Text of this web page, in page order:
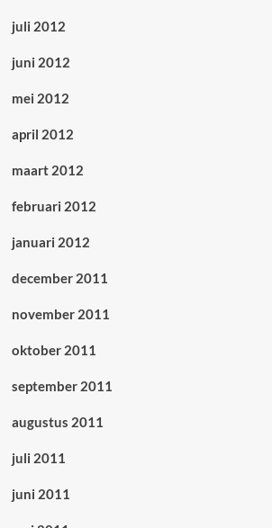
juli 2012
juni 2012
mei 2012
april 2012
maart 2012
februari 2012
januari 2012
december 2011
november 2011
oktober 2011
september 2011
augustus 2011
juli 2011
juni 2011